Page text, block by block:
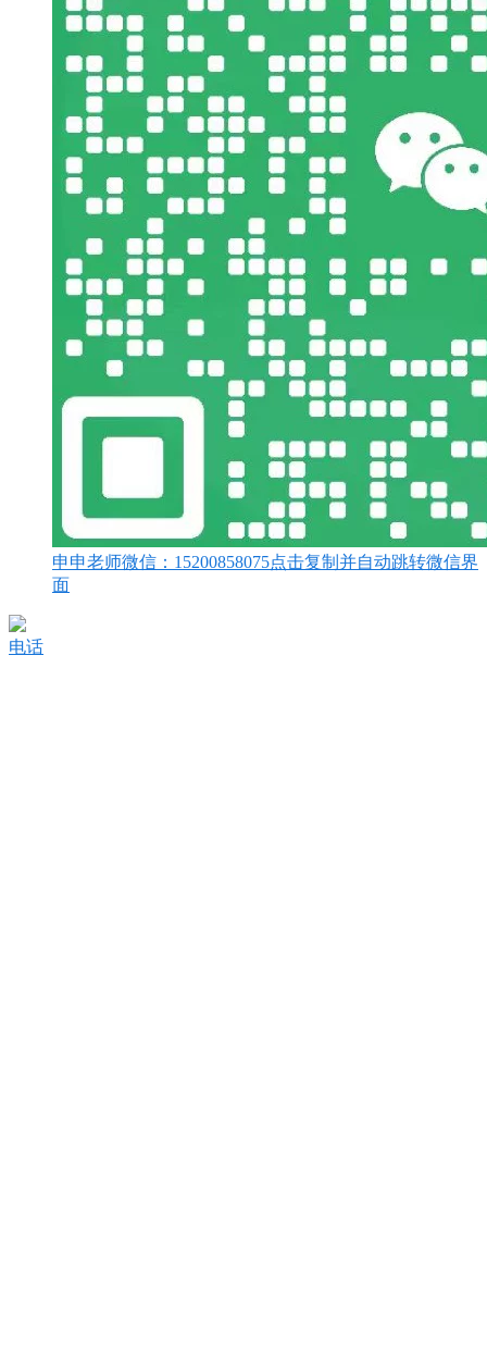
申申老师微信： 15200858075点击复制并自动跳转微信界
面
电话